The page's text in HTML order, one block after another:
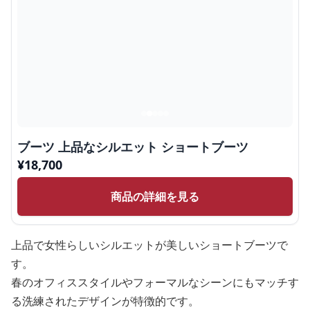
ブーツ 上品なシルエット ショートブーツ
¥18,700
商品の詳細を見る
上品で女性らしいシルエットが美しいショートブーツで
す。
春のオフィススタイルやフォーマルなシーンにもマッチす
る洗練されたデザインが特徴的です。